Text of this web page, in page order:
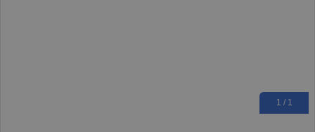
1 / 1